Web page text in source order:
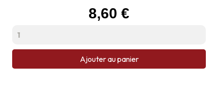
Prix
8,60 €
Ajouter au panier